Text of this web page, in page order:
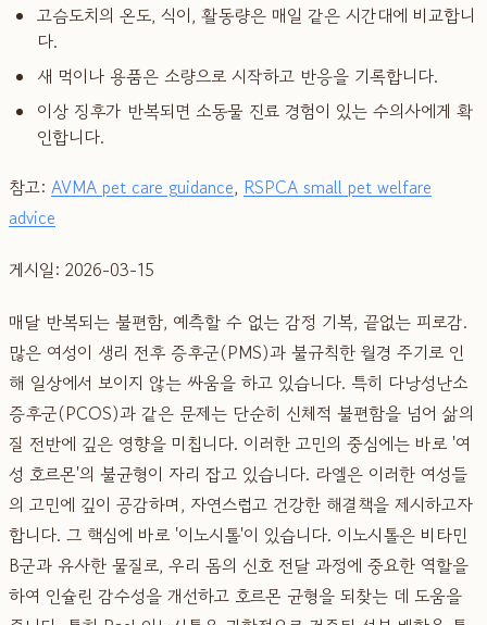
고슴도치의 온도, 식이, 활동량은 매일 같은 시간대에 비교합니
다.
새 먹이나 용품은 소량으로 시작하고 반응을 기록합니다.
이상 징후가 반복되면 소동물 진료 경험이 있는 수의사에게 확
인합니다.
참고: AVMA pet care guidance, RSPCA small pet welfare
advice
게시일: 2026-03-15
매달 반복되는 불편함, 예측할 수 없는 감정 기복, 끝없는 피로감.
많은 여성이 생리 전후 증후군(PMS)과 불규칙한 월경 주기로 인
해 일상에서 보이지 않는 싸움을 하고 있습니다. 특히 다낭성난소
증후군(PCOS)과 같은 문제는 단순히 신체적 불편함을 넘어 삶의
질 전반에 깊은 영향을 미칩니다. 이러한 고민의 중심에는 바로 '여
성 호르몬'의 불균형이 자리 잡고 있습니다. 라엘은 이러한 여성들
의 고민에 깊이 공감하며, 자연스럽고 건강한 해결책을 제시하고자
합니다. 그 핵심에 바로 '이노시톨'이 있습니다. 이노시톨은 비타민
B군과 유사한 물질로, 우리 몸의 신호 전달 과정에 중요한 역할을
하여 인슐린 감수성을 개선하고 호르몬 균형을 되찾는 데 도움을